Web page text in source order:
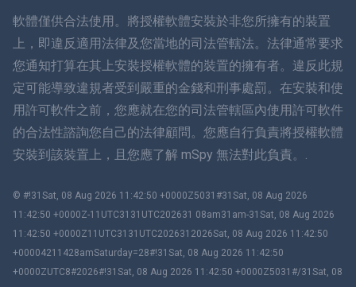
ภาษาไทย
簡体中文
丹麥語
हिंदी
עברית
軟體僅供合法使用。將授權軟體安裝於非您所擁有的裝置
上，即違反適用法律及您當地的司法管轄法。法律通常要求
您通知打算在其上安裝授權軟體的裝置的擁有者。違反此規
定可能導致違規者受到嚴重的金錢和刑事處罰。在安裝和使
用許可軟件之前，您應就在您的司法管轄區內使用許可軟件
的合法性諮詢您自己的法律顧問。您應自行負責將授權軟體
安裝到該裝置上，且您應了解 mSpy 無法對此負責。.
© #!31Sat, 08 Aug 2026 11:42:50 +0000Z5031#31Sat, 08 Aug 2026
11:42:50 +0000Z-11UTC3131UTC202631 08am31am-31Sat, 08 Aug 2026
11:42:50 +0000Z11UTC3131UTC2026312026Sat, 08 Aug 2026 11:42:50
+00004211428amSaturday=28#!31Sat, 08 Aug 2026 11:42:50
+0000ZUTC8#2026#!31Sat, 08 Aug 2026 11:42:50 +0000Z5031#/31Sat, 08